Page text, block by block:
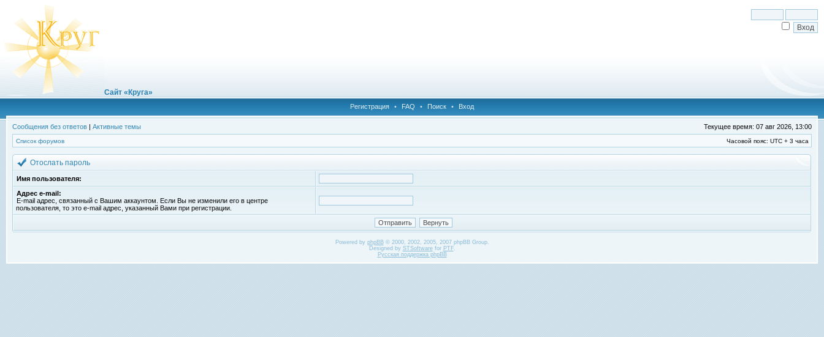
Сайт «Круга»
Регистрация • FAQ • Поиск • Вход
Сообщения без ответов | Активные темы Текущее время: 07 авг 2026, 13:00
Список форумов Часовой пояс: UTC + 3 часа
Отослать пароль
Имя пользователя:
Адрес e-mail:
E-mail адрес, связанный с Вашим аккаунтом. Если Вы не изменили его в центре
пользователя, то это e-mail адрес, указанный Вами при регистрации.
Powered by phpBB© 2000, 2002, 2005, 2007 phpBB Group.
Designed by STSoftwarefor PTF.
Русская поддержка phpBB